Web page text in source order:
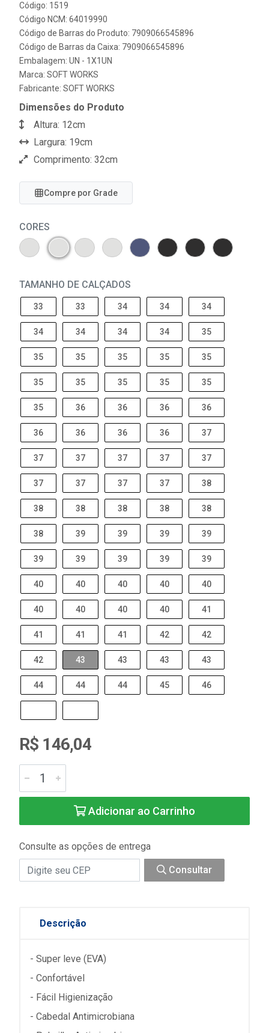
Código: 1519
Código NCM: 64019990
Código de Barras do Produto: 7909066545896
Código de Barras da Caixa: 7909066545896
Embalagem: UN - 1X1UN
Marca: SOFT WORKS
Fabricante: SOFT WORKS
Dimensões do Produto
Altura: 12cm
Largura: 19cm
Comprimento: 32cm
Compre por Grade
CORES
TAMANHO DE CALÇADOS
33 33 34 34 34
34 34 34 34 35
35 35 35 35 35
35 35 35 35 35
35 36 36 36 36
36 36 36 36 37
37 37 37 37 37
37 37 37 37 38
38 38 38 38 38
38 39 39 39 39
39 39 39 39 39
40 40 40 40 40
40 40 40 40 41
41 41 41 42 42
42 43 43 43 43
44 44 44 45 46
R$ 146,04
Adicionar ao Carrinho
Consulte as opções de entrega
Consultar
Descrição
- Super leve (EVA)
- Confortável
- Fácil Higienização
- Cabedal Antimicrobiana